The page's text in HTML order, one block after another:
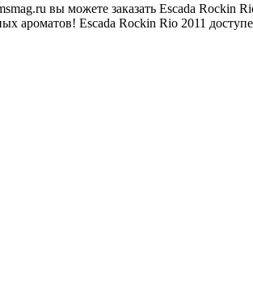
вы можете заказать Escada
ароматов! Escada Rockin Rio 2011